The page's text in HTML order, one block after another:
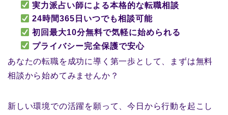
実力派占い師による本格的な転職相談
24時間365日いつでも相談可能
初回最大10分無料で気軽に始められる
プライバシー完全保護で安心
あなたの転職を成功に導く第一歩として、まずは無料
相談から始めてみませんか？
新しい環境での活躍を願って、今日から行動を起こし